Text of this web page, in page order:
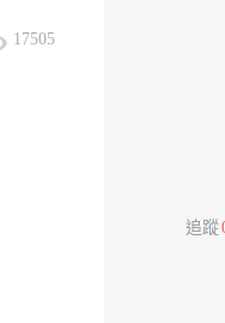
17505
追蹤